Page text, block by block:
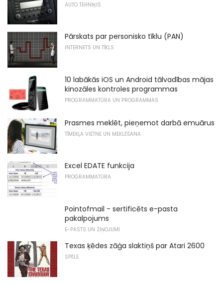
AUTO TEHNIĶIS
Pārskats par personisko tīklu (PAN)
INTERNETS UN TĪKLS
10 labākās iOS un Android tālvadības mājas
kinozāles kontroles programmas
PROGRAMMATŪRA UN PROGRAMMAS
Prasmes meklēt, pieņemot darbā emuārus
TĪMEKĻA VIETNE UN MEKLĒŠANA
Excel EDATE funkcija
PROGRAMMATŪRA
Pointofmail - sertificēts e-pasta
pakalpojums
E-PASTS UN ZIŅOJUMI
Texas ķēdes zāģa slaktiņš par Atari 2600
SPĒLE